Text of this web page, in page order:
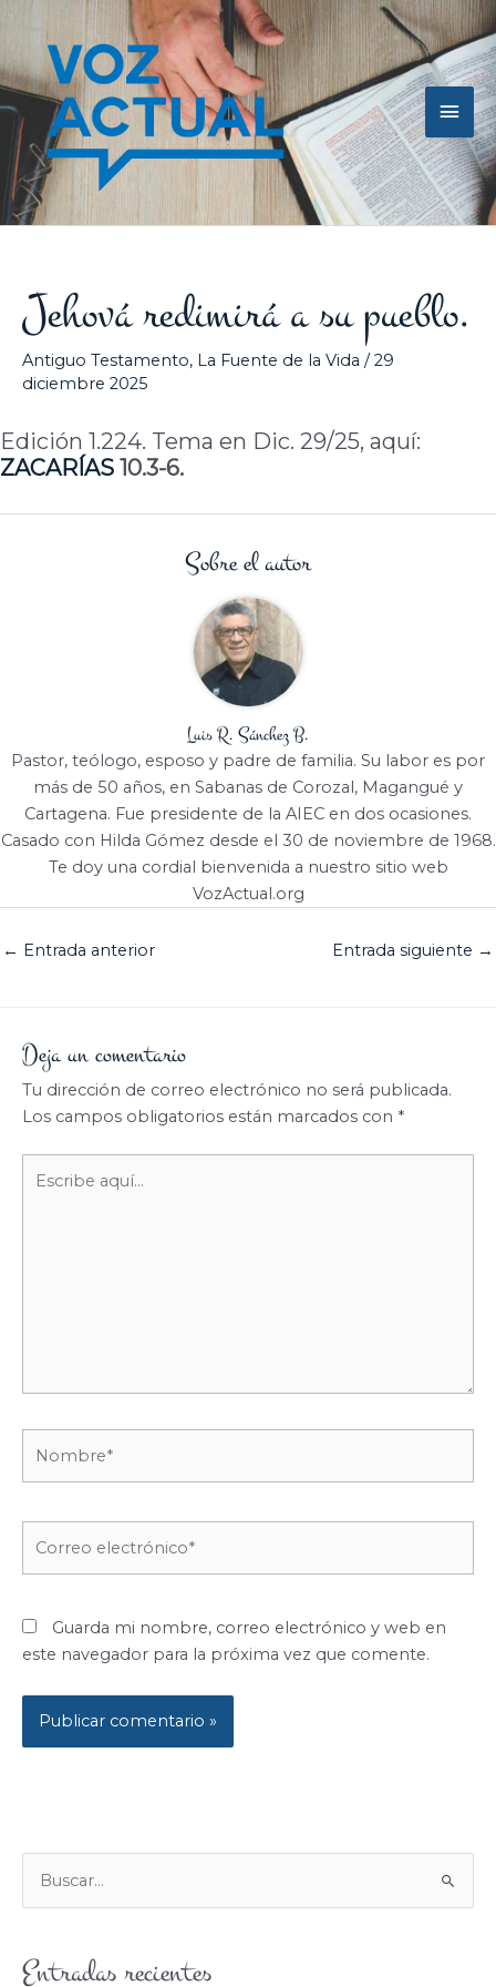
contenido
Jehová redimirá a su pueblo.
Antiguo Testamento, La Fuente de la Vida /29
diciembre 2025
Edición 1.224. Tema en Dic. 29/25, aquí:
ZACARÍAS 10.3-6.
Sobre el autor
Luis R. Sánchez B.
Pastor, teólogo, esposo y padre de familia. Su labor es por
más de 50 años, en Sabanas de Corozal, Magangué y
Cartagena. Fue presidente de la AIEC en dos ocasiones.
Casado con Hilda Gómez desde el 30 de noviembre de 1968.
Te doy una cordial bienvenida a nuestro sitio web
VozActual.org
← Entrada anterior Entrada siguiente →
Deja un comentario
Tu dirección de correo electrónico no será publicada.
Los campos obligatorios están marcados con *
aquí...
Guarda mi nombre, correo electrónico y web en
este navegador para la próxima vez que comente.
U
C
Entradas recientes